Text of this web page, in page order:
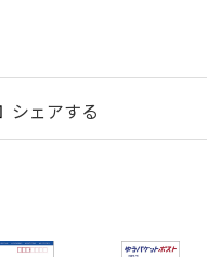
シェアする